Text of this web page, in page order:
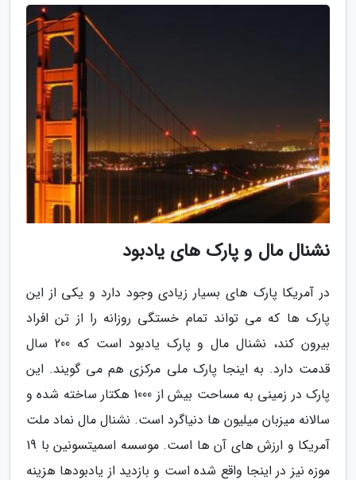
نشنال مال و پارک های یادبود
در آمریکا پارک های بسیار زیادی وجود دارد و یکی از این
پارک ها که می تواند تمام خستگی روزانه را از تن افراد
بیرون کند، نشنال مال و پارک یادبود است که 200 سال
قدمت دارد. به اینجا پارک ملی مرکزی هم می گویند. این
پارک در زمینی به مساحت بیش از 1000 هکتار ساخته شده و
سالانه میزبان میلیون ها دنیاگرد است. نشنال مال نماد ملت
آمریکا و ارزش های آن ها است. موسسه اسمیتسونین با 19
موزه نیز در اینجا واقع شده است و بازدید از یادبودها هزینه